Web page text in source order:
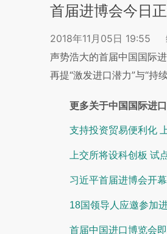
首届进博会今日
2018年11月05日 19:55
声势浩大的首届中国国际
再提“激发进口潜力”与“持
更多关于中国国际进
支持投资贸易便利化
上交所将设科创板 试
习近平首届进博会开
18国领导人应邀参加
首届中国进口博览会